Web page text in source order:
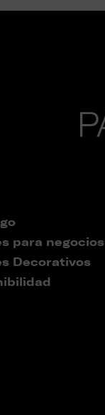
para negocios
Decorativos